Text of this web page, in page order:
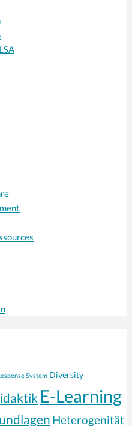
System Diversity
E-Learning
Heterogenität